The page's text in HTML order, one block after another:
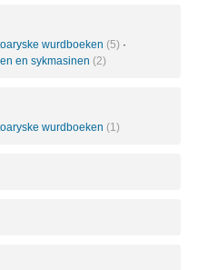
wurdboeken (5) ·
en sykmasinen (2)
wurdboeken (1)